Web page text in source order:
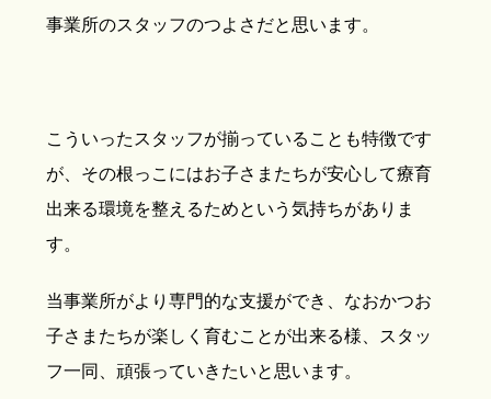
事業所のスタッフのつよさだと思います。
こういったスタッフが揃っていることも特徴です
が、その根っこにはお子さまたちが安心して療育
出来る環境を整えるためという気持ちがありま
す。
当事業所がより専門的な支援ができ、なおかつお
子さまたちが楽しく育むことが出来る様、スタッ
フ一同、頑張っていきたいと思います。